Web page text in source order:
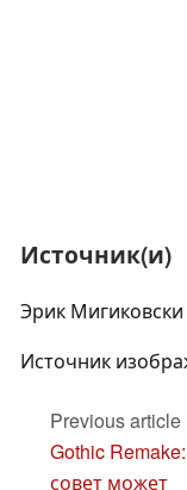
Источник(и)
Эрик Мигиковски
Источник
Previous article
Gothic
совет может